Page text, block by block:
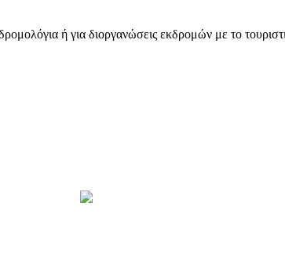
ή για διοργανώσεις εκδρομών με το